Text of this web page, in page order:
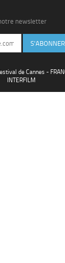
newsletter
S'ABONNER
de Cannes -
INTERFILM